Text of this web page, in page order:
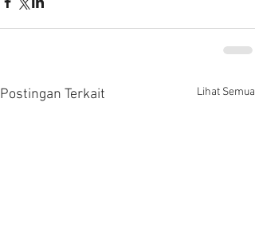
Postingan Terkait Lihat Semua